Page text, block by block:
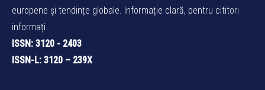
europene și tendințe globale. Informație clară, pentru cititori
informați.
ISSN: 3120 - 2403
ISSN-L: 3120 – 239X